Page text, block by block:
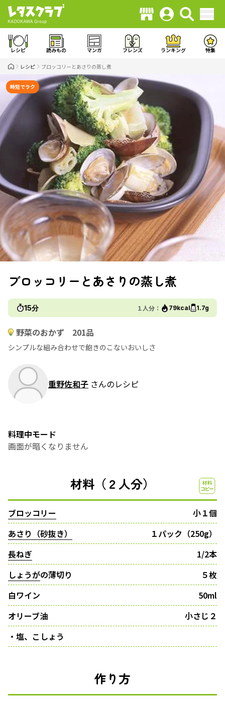
レシピ 読みもの マンガ フレンズ ランキング 特集
レシピ ブロッコリーとあさりの蒸し煮
時短でラク
ブロッコリーとあさりの蒸し煮
15分 １人分： 79kcal 1.7g
野菜のおかず 201品
シンプルな組み合わせで飽きのこないおいしさ
重野佐和子 さんのレシピ
料理中モード
画面が暗くなりません
材料（２人分）
ブロッコリー
小１個
あさり（砂抜き）
１パック（250g）
長ねぎ
1/2本
しょうがの薄切り
５枚
白ワイン
50ml
オリーブ油
小さじ２
・塩、こしょう
作り方